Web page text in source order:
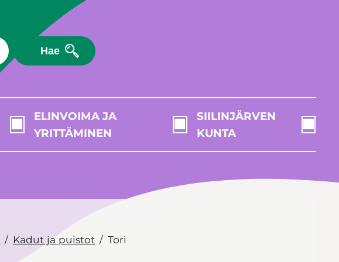
Hae
ELINVOIMA JA
YRITTÄMINEN
SIILINJÄRVEN
KUNTA
Kadut ja puistot Tori